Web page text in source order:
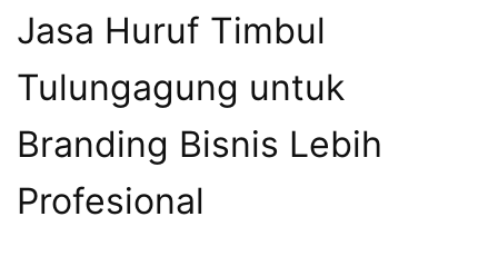
Jasa Huruf Timbul
Tulungagung untuk
Branding Bisnis Lebih
Profesional